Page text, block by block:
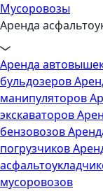
Мусоровозы
Аренда
Аренда
бульдозеров
манипуляторов
экскаваторов
бензовозов
погрузчиков
мусоровозов